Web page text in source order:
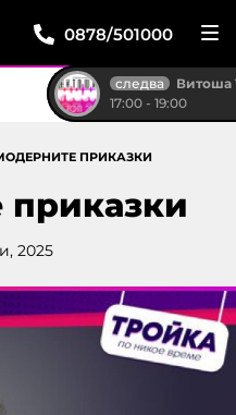
0878/501000
следва
Витоша
17:00 - 19:00
ПРИКАЗКИ
2025